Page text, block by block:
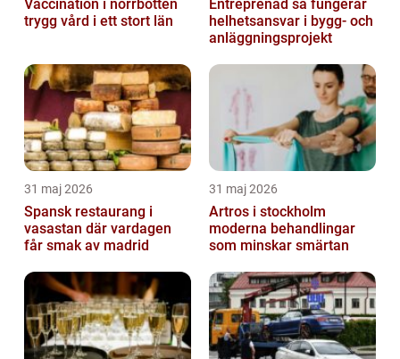
Vaccination i norrbotten
trygg vård i ett stort län
Entreprenad så fungerar
helhetsansvar i bygg- och
anläggningsprojekt
31 maj 2026
Spansk restaurang i
vasastan där vardagen
får smak av madrid
31 maj 2026
Artros i stockholm
moderna behandlingar
som minskar smärtan